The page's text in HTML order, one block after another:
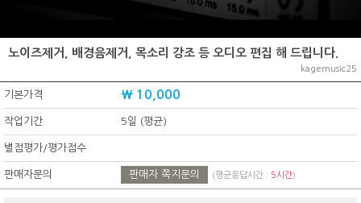
노이즈제거, 배경음제거, 목소리 강조 등 오디오 편집 해 드립니다.
kagemusic25
기본가격 ₩ 10,000
작업기간 5일 (평균)
별점평가/평가점수
판매자문의 판매자 쪽지문의 (평균응답시간 : 5시간)